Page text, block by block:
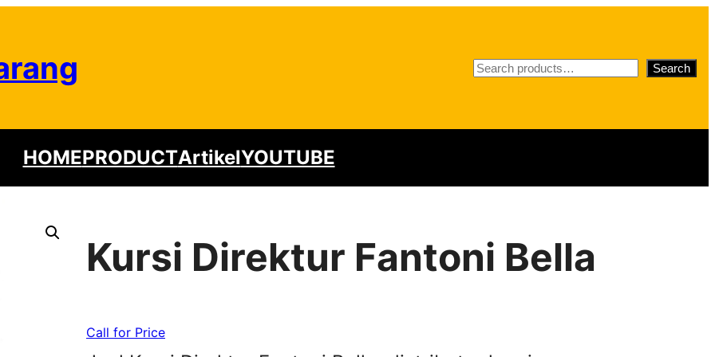
S
r
Search
HOMEPRODUCTArtikelYOUTUBE
Kursi Direktur Fantoni Bella
Call for Price